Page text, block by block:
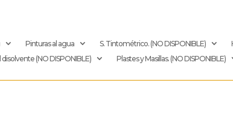
Pinturas al agua S. Tintométrico. (NO DISPONIBLE)
disolvente (NO DISPONIBLE)
Plastes y Masillas. (NO DISPONIBLE)